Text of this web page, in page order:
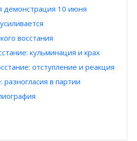
демонстрация 10 июня
восстания
кульминация и крах
отступление и реакция
в партии